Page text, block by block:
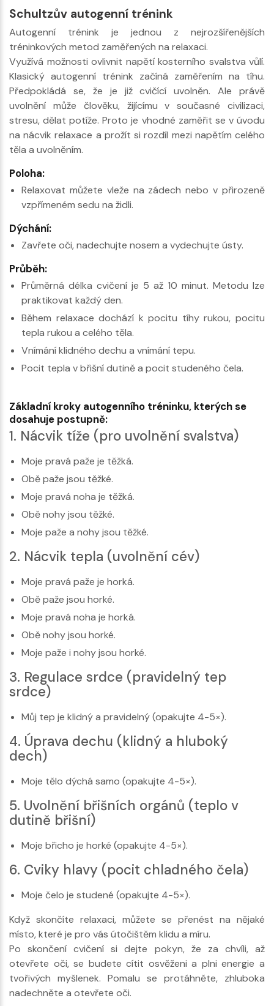
Schultzův autogenní trénink
Autogenní trénink je jednou z nejrozšířenějších
tréninkových metod zaměřených na relaxaci.
Využívá možnosti ovlivnit napětí kosterního svalstva vůlí.
Klasický autogenní trénink začíná zaměřením na tíhu.
Předpokládá se, že je již cvičící uvolněn. Ale právě
uvolnění může člověku, žijícímu v současné civilizaci,
stresu, dělat potíže. Proto je vhodné zaměřit se v úvodu
na nácvik relaxace a prožít si rozdíl mezi napětím celého
těla a uvolněním.
Poloha:
Relaxovat můžete vleže na zádech nebo v přirozeně
vzpřímeném sedu na židli.
Dýchání:
Zavřete oči, nadechujte nosem a vydechujte ústy.
Průběh:
Průměrná délka cvičení je 5 až 10 minut. Metodu lze
praktikovat každý den.
Během relaxace dochází k pocitu tíhy rukou, pocitu
tepla rukou a celého těla.
Vnímání klidného dechu a vnímání tepu.
Pocit tepla v břišní dutině a pocit studeného čela.
Základní kroky autogenního tréninku, kterých se
dosahuje postupně:
1. Nácvik tíže (pro uvolnění svalstva)
Moje pravá paže je těžká.
Obě paže jsou těžké.
Moje pravá noha je těžká.
Obě nohy jsou těžké.
Moje paže a nohy jsou těžké.
2. Nácvik tepla (uvolnění cév)
Moje pravá paže je horká.
Obě paže jsou horké.
Moje pravá noha je horká.
Obě nohy jsou horké.
Moje paže i nohy jsou horké.
3. Regulace srdce (pravidelný tep
srdce)
Můj tep je klidný a pravidelný (opakujte 4-5×).
4. Úprava dechu (klidný a hluboký
dech)
Moje tělo dýchá samo (opakujte 4-5×).
5. Uvolnění břišních orgánů (teplo v
dutině břišní)
Moje břicho je horké (opakujte 4-5×).
6. Cviky hlavy (pocit chladného čela)
Moje čelo je studené (opakujte 4-5×).
Když skončíte relaxaci, můžete se přenést na nějaké
místo, které je pro vás útočištěm klidu a míru.
Po skončení cvičení si dejte pokyn, že za chvíli, až
otevřete oči, se budete cítit osvěženi a plni energie a
tvořivých myšlenek. Pomalu se protáhněte, zhluboka
nadechněte a otevřete oči.